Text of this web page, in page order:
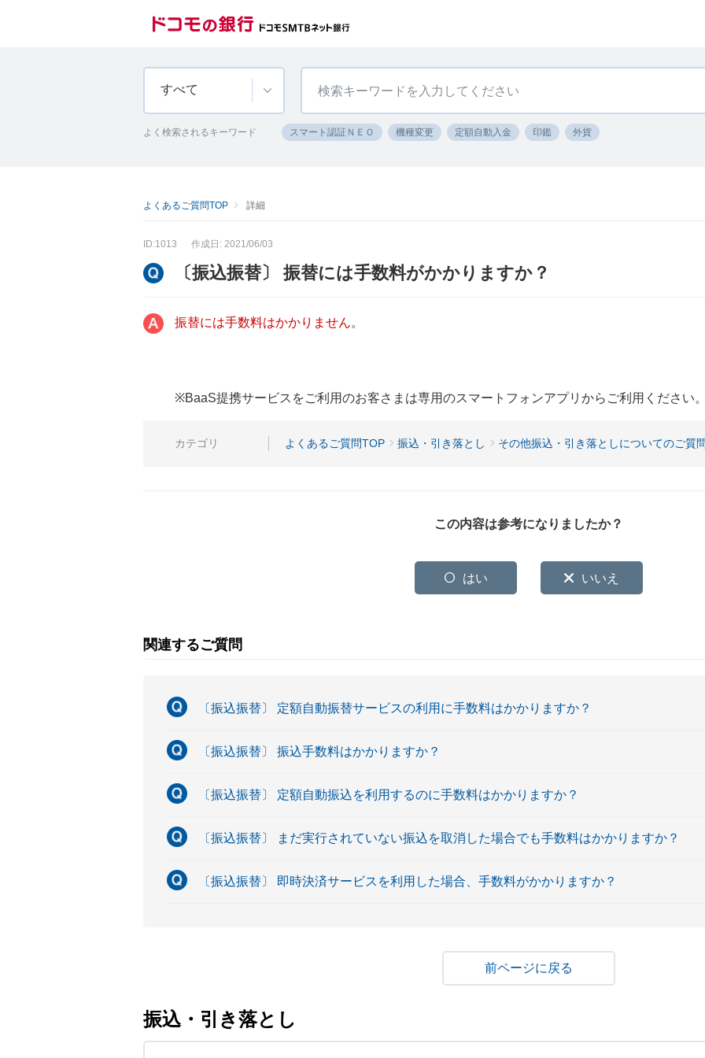
すべて
よく検索されるキーワード スマート認証ＮＥＯ 機種変更 定額自動入金 印鑑 外貨
よくあるご質問TOP 詳細
ID:1013 作成日: 2021/06/03
〔振込振替〕 振替には手数料がかかりますか？
振替には手数料はかかりません。
※BaaS提携サービスをご利用のお客さまは専用のスマートフォンアプリからご利用ください
カテゴリ よくあるご質問TOP 振込・引き落とし その他振込・引き落としについてのご質
この内容は参考になりましたか？
はい いいえ
関連するご質問
〔振込振替〕 定額自動振替サービスの利用に手数料はかかりますか？
〔振込振替〕 振込手数料はかかりますか？
〔振込振替〕 定額自動振込を利用するのに手数料はかかりますか？
〔振込振替〕 まだ実行されていない振込を取消した場合でも手数料はかかりますか？
〔振込振替〕 即時決済サービスを利用した場合、手数料がかかりますか？
戻る
振込・引き落とし